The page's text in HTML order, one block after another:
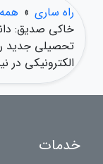
راه ساری »
تحصیلی جدید
الکترونیکی در
خدمات